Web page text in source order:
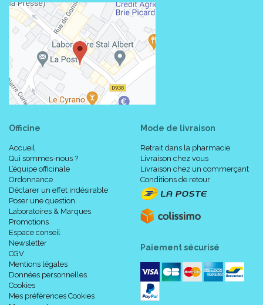
Officine
Accueil
Qui sommes-nous ?
L’équipe officinale
Ordonnance
Déclarer un effet indésirable
Poser une question
Laboratoires & Marques
Promotions
Espace conseil
Newsletter
CGV
Mentions légales
Données personnelles
Cookies
Mes préférences Cookies
Mode de livraison
Retrait dans la pharmacie
Livraison chez vous
Livraison chez un commerçant
Conditions de retour
Paiement sécurisé